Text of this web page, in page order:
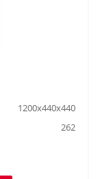
1200х440х440
262